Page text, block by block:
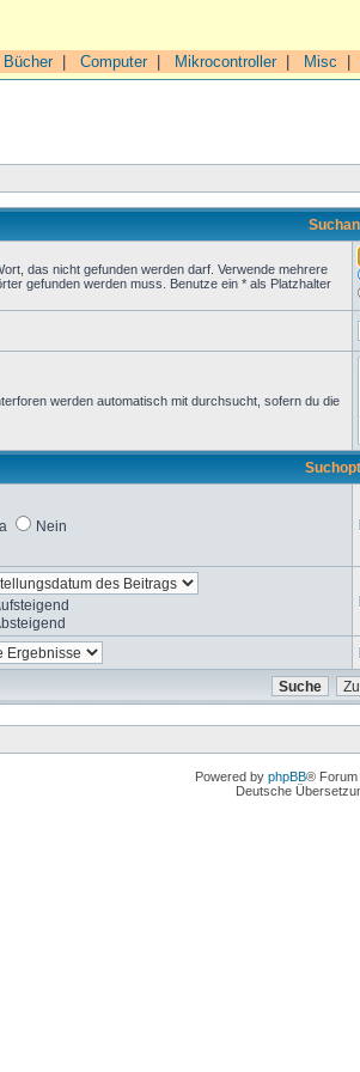
Bücher| Computer| Mikrocontroller| Misc
das nicht gefunden werden darf. Verwende mehrere
gefunden werden muss. Benutze ein * als Platzhalter
werden automatisch mit durchsucht, sofern du die
Nein
Powered by phpBB® Forum
Deutsche